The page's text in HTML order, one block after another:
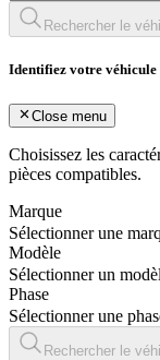
Rechercher le
Identifiez votre véhicule
Close menu
Choisissez les
pièces compatibles.
Marque
Sélectionner une
Modèle
Sélectionner un
Phase
Sélectionner une
Rechercher le